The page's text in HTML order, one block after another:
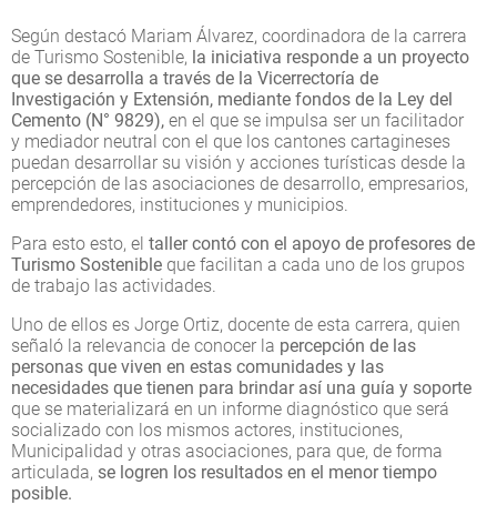
Según destacó Mariam Álvarez, coordinadora de la carrera
de Turismo Sostenible, la iniciativa responde a un proyecto
que se desarrolla a través de la Vicerrectoría de
Investigación y Extensión, mediante fondos de la Ley del
Cemento (N° 9829), en el que se impulsa ser un facilitador
y mediador neutral con el que los cantones cartagineses
puedan desarrollar su visión y acciones turísticas desde la
percepción de las asociaciones de desarrollo, empresarios,
emprendedores, instituciones y municipios.
Para esto esto, el taller contó con el apoyo de profesores de
Turismo Sostenible que facilitan a cada uno de los grupos
de trabajo las actividades.
Uno de ellos es Jorge Ortiz, docente de esta carrera, quien
señaló la relevancia de conocer la percepción de las
personas que viven en estas comunidades y las
necesidades que tienen para brindar así una guía y soporte
que se materializará en un informe diagnóstico que será
socializado con los mismos actores, instituciones,
Municipalidad y otras asociaciones, para que, de forma
articulada, se logren los resultados en el menor tiempo
posible.